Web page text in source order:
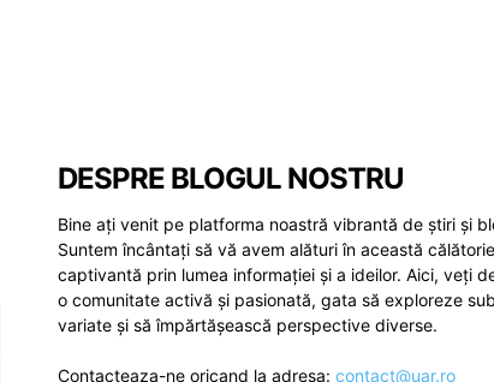
DESPRE BLOGUL NOSTRU
Bine ați venit pe platforma noastră vibrantă de știri și
Suntem încântați să vă avem alături în această călătorie
captivantă prin lumea informației și a ideilor. Aici, veți
o comunitate activă și pasionată, gata să exploreze
variate și să împărtășească perspective diverse.
Contacteaza-ne oricand la adresa: contact@uar.ro